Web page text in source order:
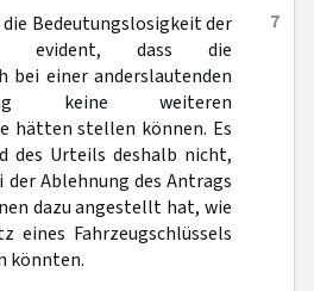
7
Bedeutungslosigkeit der
evident, dass die
bei einer anderslautenden
keine weiteren
hätten stellen können. Es
des Urteils deshalb nicht,
der Ablehnung des Antrags
dazu angestellt hat, wie
eines Fahrzeugschlüssels
könnten.